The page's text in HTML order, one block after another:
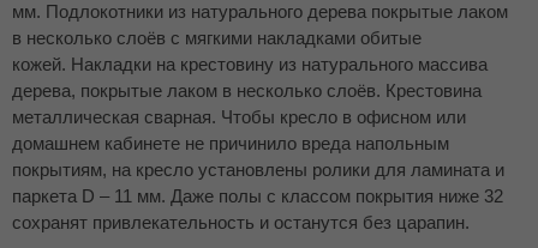
мм. Подлокотники из натурального дерева покрытые лаком
в несколько слоёв с мягкими накладками обитые
кожей. Накладки на крестовину из натурального массива
дерева, покрытые лаком в несколько слоёв. Крестовина
металлическая сварная. Чтобы кресло в офисном или
домашнем кабинете не причинило вреда напольным
покрытиям, на кресло установлены ролики для ламината и
паркета D – 11 мм. Даже полы с классом покрытия ниже 32
сохранят привлекательность и останутся без царапин.